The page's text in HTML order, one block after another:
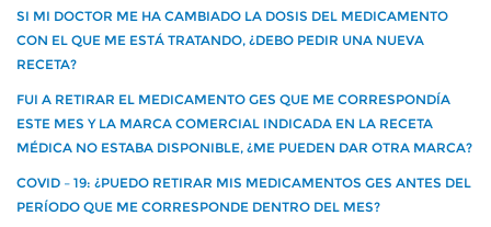
SI MI DOCTOR ME HA CAMBIADO LA DOSIS DEL MEDICAMENTO
CON EL QUE ME ESTÁ TRATANDO, ¿DEBO PEDIR UNA NUEVA
RECETA?
FUI A RETIRAR EL MEDICAMENTO GES QUE ME CORRESPONDÍA
ESTE MES Y LA MARCA COMERCIAL INDICADA EN LA RECETA
MÉDICA NO ESTABA DISPONIBLE, ¿ME PUEDEN DAR OTRA MARCA?
COVID – 19: ¿PUEDO RETIRAR MIS MEDICAMENTOS GES ANTES DEL
PERÍODO QUE ME CORRESPONDE DENTRO DEL MES?